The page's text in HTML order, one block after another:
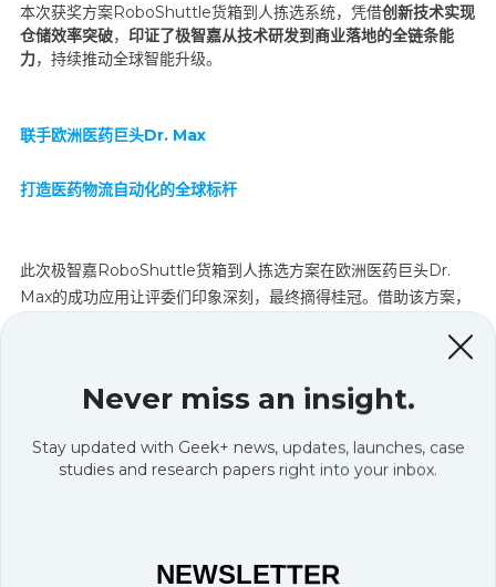
本次获奖方案RoboShuttle货箱到人拣选系统，凭借创新技术实现
仓储效率突破， 印证了极智嘉从技术研发到商业落地的全链条能
力，持续推动全球智能升级。
联手欧洲医药巨头Dr. Max
打造医药物流自动化的全球标杆
此次极智嘉RoboShuttle货箱到人拣选方案在欧洲医药巨头Dr.
Max的成功应用让评委们印象深刻，最终摘得桂冠。借助该方案，
，成为全球
Never miss an insight.
Stay updated with Geek+ news, updates, launches, case
studies and research papers right into your inbox.
NEWSLETTER